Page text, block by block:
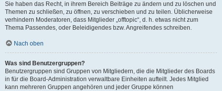
Sie haben das Recht, in ihrem Bereich Beiträge zu ändern und zu löschen und
Themen zu schließen, zu öffnen, zu verschieben und zu teilen. Üblicherweise
verhindern Moderatoren, dass Mitglieder „offtopic“, d. h. etwas nicht zum
Thema Passendes, oder Beleidigendes bzw. Angreifendes schreiben.
Nach oben
Was sind Benutzergruppen?
Benutzergruppen sind Gruppen von Mitgliedern, die die Mitglieder des Boards
in für die Board-Administration verwaltbare Einheiten aufteilt. Jedes Mitglied
kann mehreren Gruppen angehören und jeder Gruppe können